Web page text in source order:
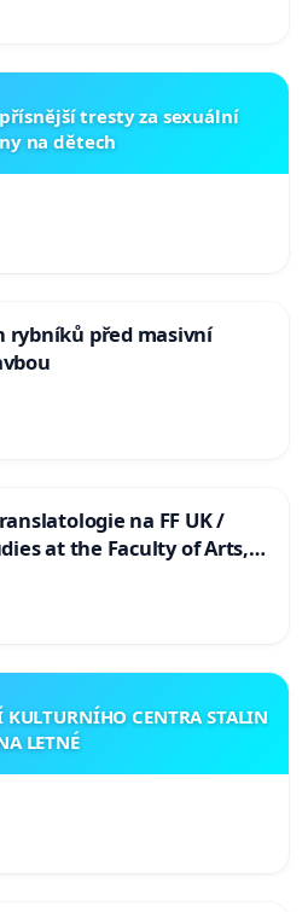
tresty za sexuální
na dětech
rybníků před masivní
na FF UK /
at the Faculty of Arts,
KULTURNÍHO CENTRA STALIN
LETNÉ